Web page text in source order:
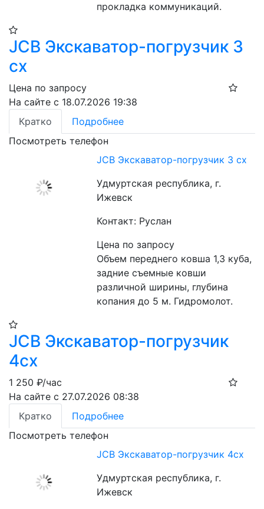
прокладка коммуникаций.
JCB Экскаватор-погрузчик 3
cx
Цена по запросу
На сайте с 18.07.2026 19:38
Кратко
Подробнее
Посмотреть телефон
JCB Экскаватор-погрузчик 3 cx
Удмуртская республика, г.
Ижевск
Контакт: Руслан
Цена по запросу
Объем переднего ковша 1,3 куба,
задние съемные ковши
различной ширины, глубина
копания до 5 м. Гидромолот.
JCB Экскаватор-погрузчик
4cx
1 250 ₽/час
На сайте с 27.07.2026 08:38
Кратко
Подробнее
Посмотреть телефон
JCB Экскаватор-погрузчик 4cx
Удмуртская республика, г.
Ижевск